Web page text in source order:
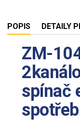
POPIS DETAILY
ZM-
spínač